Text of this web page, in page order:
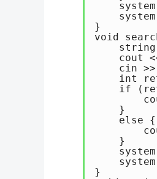
}
void
string
cout << "
cin >>
int ret =
if (ret
cout <<
}
else {
cout
}
}